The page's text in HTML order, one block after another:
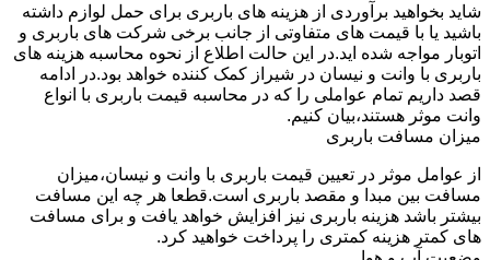
شاید بخواهید برآوردی از هزینه های باربری برای حمل لوازم داشته
باشید یا با قیمت های متفاوتی از جانب برخی شرکت های باربری و
اتوبار مواجه شده اید.در این حالت اطلاع از نحوه محاسبه هزینه های
باربری با وانت و نیسان در شیراز کمک کننده خواهد بود.در ادامه
قصد داریم تمام عواملی را که در محاسبه قیمت باربری با انواع
وانت موثر هستند،بیان کنیم.
میزان مسافت باربری
از عوامل موثر در تعیین قیمت باربری با وانت و نیسان،میزان
مسافت بین مبدا و مقصد باربری است.قطعا هر چه این مسافت
بیشتر باشد هزینه باربری نیز افزایش خواهد یافت و برای مسافت
های کمتر هزینه کمتری را پرداخت خواهید کرد.